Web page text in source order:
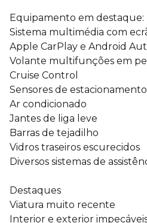
Equipamento em destaque:
Sistema multimédia com
Apple CarPlay e Android
Volante multifunções em
Cruise Control
Sensores de estacionamento
Ar condicionado
Jantes de liga leve
Barras de tejadilho
Vidros traseiros escurecidos
Diversos sistemas de
Destaques
Viatura muito recente
Interior e exterior